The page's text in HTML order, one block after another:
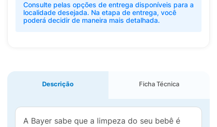
Consulte pelas opções de entrega disponíveis para a
localidade desejada. Na etapa de entrega, você
poderá decidir de maneira mais detalhada.
Descrição Ficha Técnica
A Bayer sabe que a limpeza do seu bebê é